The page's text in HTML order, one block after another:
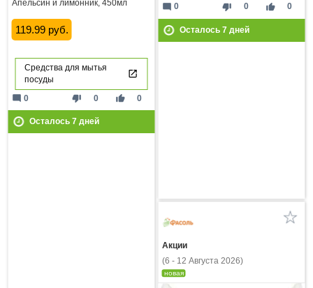
Апельсин и лимонник, 450мл
119.99 руб.
Средства для мытья
посуды
thumb_down 0 thumb_up 0
mode_comment 0
Осталось 7дней
thumb_down 0 thumb_up 0
mode_comment 0
Осталось 7дней
Акции
(6 - 12 Августа 2026)
новая